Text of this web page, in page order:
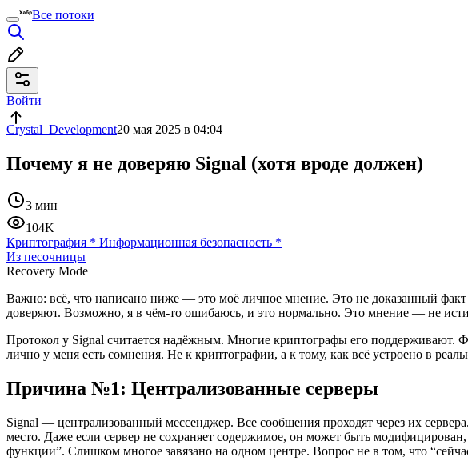
Все потоки
Войти
Crystal_Development20 мая 2025 в 04:04
Почему я не доверяю Signal (хотя вроде должен)
3 мин
104K
Криптография * Информационная безопасность *
Из песочницы
Recovery Mode
Важно: всё, что написано ниже — это моё личное мнение. Это не доказанный
доверяют. Возможно, я в чём-то ошибаюсь, и это нормально. Это мнение — не
Протокол у Signal считается надёжным. Многие криптографы его поддерживают.
лично у меня есть сомнения. Не к криптографии, а к тому, как всё устроено в
Причина №1: Централизованные серверы
Signal — централизованный мессенджер. Все сообщения проходят через их
место. Даже если сервер не сохраняет содержимое, он может быть
функции”. Слишком многое завязано на одном центре. Вопрос не в том, что